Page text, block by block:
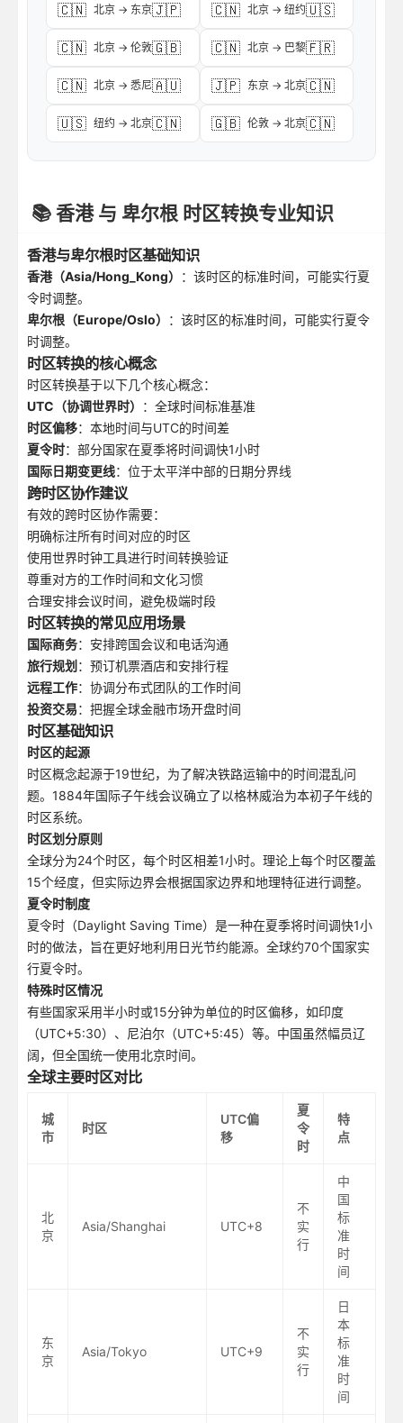
🇨🇳 北京 → 东京🇯🇵 🇨🇳 北京 → 纽约🇺🇸
🇨🇳 北京 → 伦敦🇬🇧 🇨🇳 北京 → 巴黎🇫🇷
🇨🇳 北京 → 悉尼🇦🇺 🇯🇵 东京 → 北京🇨🇳
🇺🇸 纽约 → 北京🇨🇳 🇬🇧 伦敦 → 北京🇨🇳
📚 香港 与 卑尔根 时区转换专业知识
香港与卑尔根时区基础知识
香港（Asia/Hong_Kong）
：该时区的标准时间，可能实行夏
令时调整。
卑尔根（Europe/Oslo）
：该时区的标准时间，可能实行夏令
时调整。
时区转换的核心概念
时区转换基于以下几个核心概念：
UTC（协调世界时）
：全球时间标准基准
时区偏移：本地时间与UTC的时间差
夏令时：部分国家在夏季将时间调快1小时
国际日期变更线：位于太平洋中部的日期分界线
跨时区协作建议
有效的跨时区协作需要：
明确标注所有时间对应的时区
使用世界时钟工具进行时间转换验证
尊重对方的工作时间和文化习惯
合理安排会议时间，避免极端时段
时区转换的常见应用场景
国际商务：安排跨国会议和电话沟通
旅行规划 ：预订机票酒店和安排行程
远程工作：协调分布式团队的工作时间
投资交易：把握全球金融市场开盘时间
时区基础知识
时区的起源
时区概念起源于19世纪，为了解决铁路运输中的时间混乱问
题。1884年国际子午线会议确立了以格林威治为本初子午线的
时区系统。
时区划分原则
全球分为24个时区，每个时区相差1小时。理论上每个时区覆盖
15个经度，但实际边界会根据国家边界和地理特征进行调整。
夏令时制度
夏令时（Daylight Saving Time）是一种在夏季将时间调快1小
时的做法，旨在更好地利用日光节约能源。全球约70个国家实
行夏令时。
特殊时区情况
有些国家采用半小时或15分钟为单位的时区偏移，如印度
（UTC+5:30）、尼泊尔（UTC+5:45）等。中国虽然幅员辽
阔，但全国统一使用北京时间。
全球主要时区对比
城
市
时区
UTC偏
移
夏
令
时
特
点
北
京
Asia/Shanghai UTC+8
不
实
行
中
国
标
准
时
间
东
京
Asia/Tokyo UTC+9
不
实
行
日
本
标
准
时
间